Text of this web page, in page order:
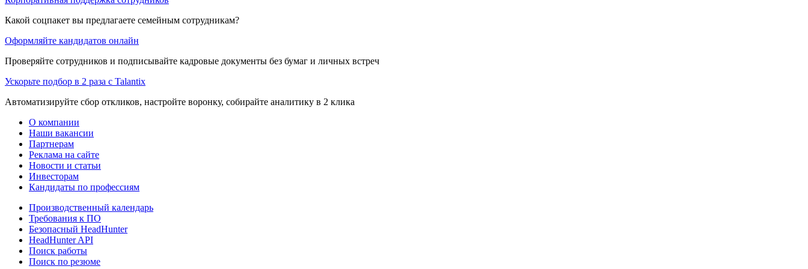
Какой соцпакет вы предлагаете семейным сотрудникам?
Оформляйте кандидатов онлайн
Проверяйте сотрудников и подписывайте кадровые документы без бумаг и личных встреч
Ускорьте подбор в 2 раза с Talantix
Автоматизируйте сбор откликов, настройте воронку, собирайте аналитику в 2 клика
О компании
Наши вакансии
Партнерам
Реклама на сайте
Новости и статьи
Инвесторам
Кандидаты по профессиям
Производственный календарь
Требования к ПО
Безопасный HeadHunter
HeadHunter API
Поиск работы
Поиск по резюме